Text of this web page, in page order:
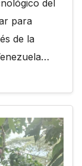
del
para
de la